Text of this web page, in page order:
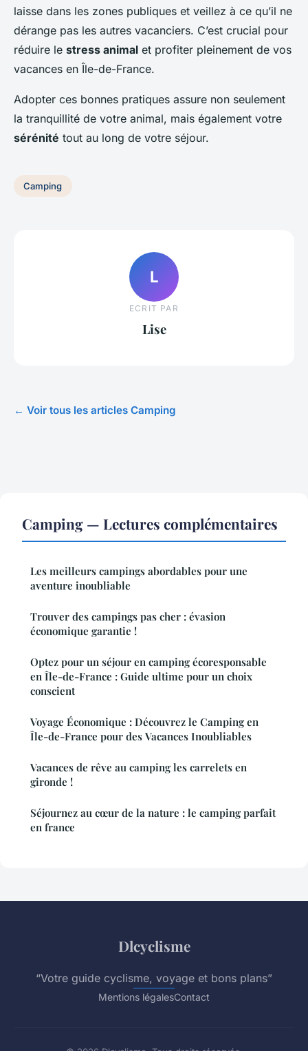
laisse dans les zones publiques et veillez à ce qu’il ne
dérange pas les autres vacanciers. C’est crucial pour
réduire le stress animal et profiter pleinement de vos
vacances en Île-de-France.
Adopter ces bonnes pratiques assure non seulement
la tranquillité de votre animal, mais également votre
sérénité tout au long de votre séjour.
Camping
L
ECRIT PAR
Lise
← Voir tous les articles Camping
Camping — Lectures complémentaires
Les meilleurs campings abordables pour une
aventure inoubliable
Trouver des campings pas cher : évasion
économique garantie !
Optez pour un séjour en camping écoresponsable
en Île-de-France : Guide ultime pour un choix
conscient
Voyage Économique : Découvrez le Camping en
Île-de-France pour des Vacances Inoubliables
Vacances de rêve au camping les carrelets en
gironde !
Séjournez au cœur de la nature : le camping parfait
en france
Dlcyclisme
“Votre guide cyclisme, voyage et bons plans”
Mentions légalesContact